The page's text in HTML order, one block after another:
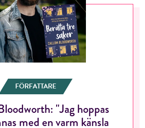
FÖRFATTARE
"Jag hoppas
med en varm känsla